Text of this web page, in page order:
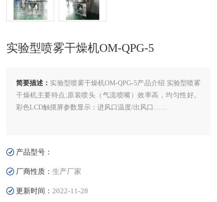
实验型喷雾干燥机OM-QPG-5
简要描述： 实验型喷雾干燥机OM-QPG-5产品介绍 实验型喷雾
干燥机主要特点;原装喷头（气流喷嘴）效率高，均匀性好。
彩色LCD触摸屏参数显示：进风口温度/出风口……
产品型号：
厂商性质：生产厂家
更新时间： 2022-11-28